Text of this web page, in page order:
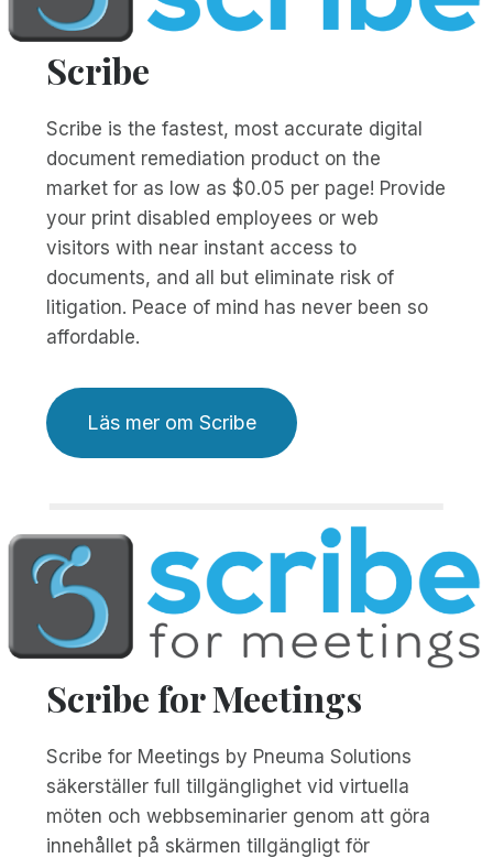
Scribe
Scribe is the fastest, most accurate digital
document remediation product on the
market for as low as $0.05 per page! Provide
your print disabled employees or web
visitors with near instant access to
documents, and all but eliminate risk of
litigation. Peace of mind has never been so
affordable.
Läs mer om Scribe
Scribe for Meetings
Scribe for Meetings by Pneuma Solutions
säkerställer full tillgänglighet vid virtuella
möten och webbseminarier genom att göra
innehållet på skärmen tillgängligt för